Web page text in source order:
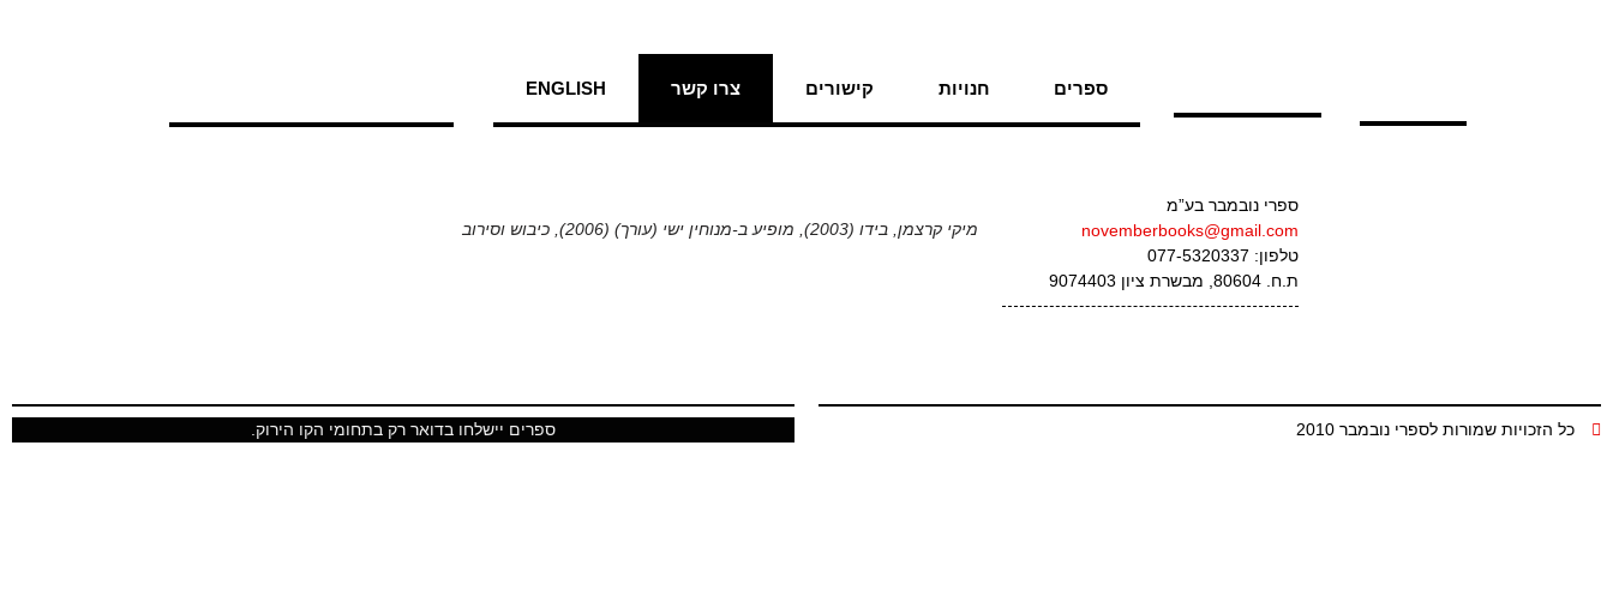
ספרים חנויות קישורים צרו קשר ENGLISH
ספרי נובמבר בע”מ
novemberbooks@gmail.com
טלפון: 077-5320337
ת.ח. 80604, מבשרת ציון 9074403
מיקי קרצמן, בידו (2003), מופיע ב-מנוחין ישי (עורך) (2006), כיבוש וסירוב
כל הזכויות שמורות לספרי נובמבר 2010 ספרים יישלחו בדואר רק בתחומי הקו הירוק.